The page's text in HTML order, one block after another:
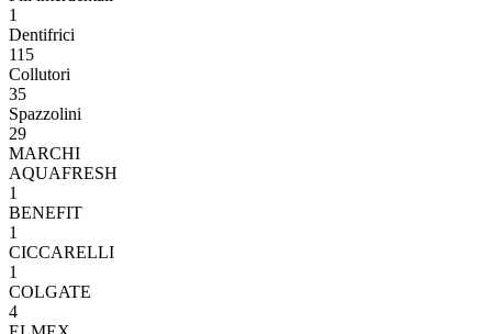
1
Dentifrici
115
Collutori
35
Spazzolini
29
MARCHI
AQUAFRESH
1
BENEFIT
1
CICCARELLI
1
COLGATE
4